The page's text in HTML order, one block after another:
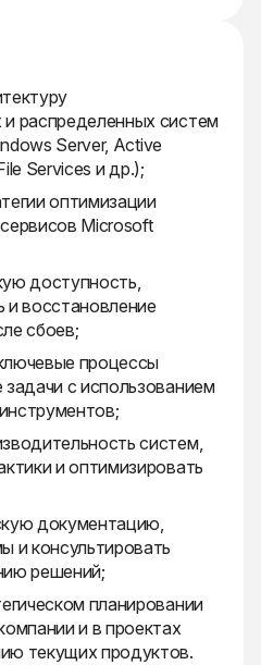
распределенных систем
Server, Active
Services и др.);
оптимизации
Microsoft
доступность,
и восстановление
сбоев;
процессы
с использованием
систем,
и оптимизировать
документацию,
и консультировать
решений;
планировании
и в проектах
текущих продуктов.